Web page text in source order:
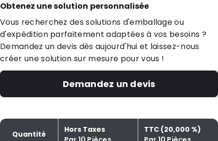
Obtenez une solution personnalisée
Vous recherchez des solutions d'emballage ou
d'expédition parfaitement adaptées à vos besoins ?
Demandez un devis dès aujourd'hui et laissez-nous
créer une solution sur mesure pour vous !
Demandez un devis
Quantité
Hors Taxes
TTC (20,000 %)